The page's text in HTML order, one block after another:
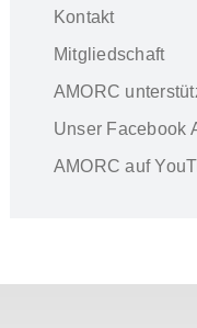
Kontakt
Mitgliedschaft
AMORC
Unser Facebook
AMORC auf